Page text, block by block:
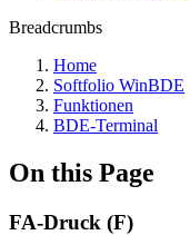
Breadcrumbs
Home
Softfolio WinBDE
Funktionen
BDE-Terminal
On this Page
FA-Druck (F)